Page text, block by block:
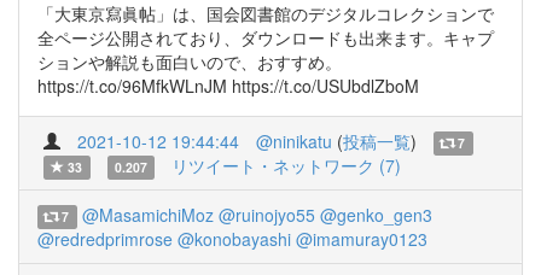
「大東京寫眞帖」は、国会図書館のデジタルコレクションで
全ページ公開されており、ダウンロードも出来ます。キャプ
ションや解説も面白いので、おすすめ。
https://t.co/96MfkWLnJM https://t.co/USUbdlZboM
2021-10-12 19:44:44 @ninikatu (投稿一覧)
7
33
0.207 リツイート・ネットワーク (7)
7 @MasamichiMoz @ruinojyo55 @genko_gen3
@redredprimrose @konobayashi @imamuray0123